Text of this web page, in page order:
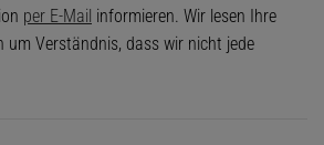
per E-Mail informieren. Wir lesen Ihre
um Verständnis, dass wir nicht jede